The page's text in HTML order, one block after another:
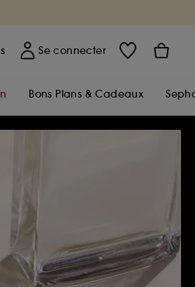
Se connecter
Bons Plans & Cadeaux